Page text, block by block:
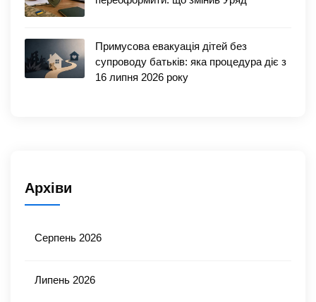
Примусова евакуація дітей без
супроводу батьків: яка процедура діє з
16 липня 2026 року
Архіви
Серпень 2026
Липень 2026